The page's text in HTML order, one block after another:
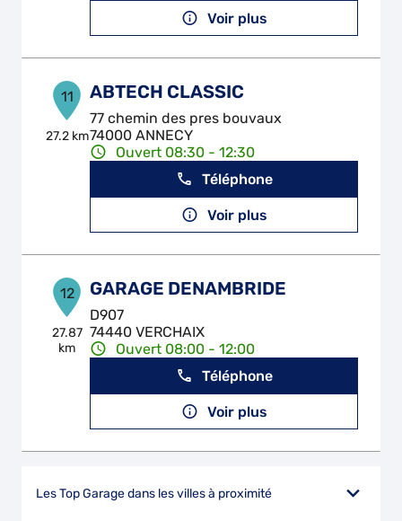
Voir plus
11
27.2 km
ABTECH CLASSIC
77 chemin des pres bouvaux
74000 ANNECY
Ouvert 08:30 - 12:30
Téléphone
Voir plus
12
27.87
km
GARAGE DENAMBRIDE
D907
74440 VERCHAIX
Ouvert 08:00 - 12:00
Téléphone
Voir plus
Les Top Garage dans les villes à proximité